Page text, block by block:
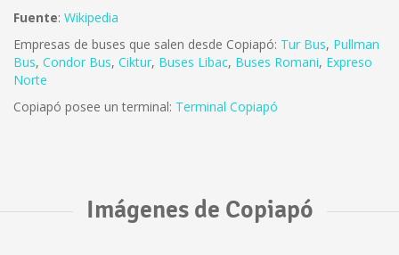
Fuente: Wikipedia
Empresas de buses que salen desde Copiapó: Tur Bus, Pullman
Bus, Condor Bus, Ciktur, Buses Libac, Buses Romani, Expreso
Norte
Copiapó posee un terminal: Terminal Copiapó
Imágenes de Copiapó